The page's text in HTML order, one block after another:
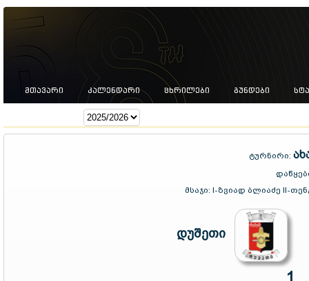
ᲛᲗᲐᲕᲐᲠᲘ ᲙᲐᲚᲔᲜᲓᲐᲠᲘ ᲪᲮᲠᲘᲚᲔᲑᲘ ᲒᲣᲜᲓᲔᲑᲘ
ტურნირი:
მსაჯი:I-ზვიად ბლიაძე II-
დუშეთი
1